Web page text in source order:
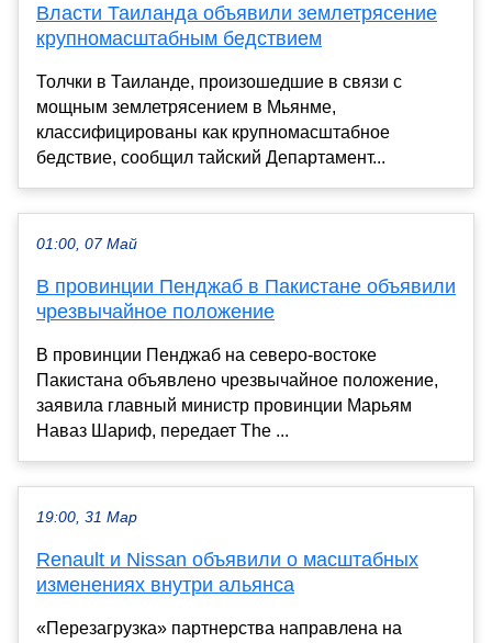
Власти Таиланда объявили землетрясение
крупномасштабным бедствием
Толчки в Таиланде, произошедшие в связи с
мощным землетрясением в Мьянме,
классифицированы как крупномасштабное
бедствие, сообщил тайский Департамент...
01:00, 07 Май
В провинции Пенджаб в Пакистане объявили
чрезвычайное положение
В провинции Пенджаб на северо-востоке
Пакистана объявлено чрезвычайное положение,
заявила главный министр провинции Марьям
Наваз Шариф, передает The ...
19:00, 31 Мар
Renault и Nissan объявили о масштабных
изменениях внутри альянса
«Перезагрузка» партнерства направлена на